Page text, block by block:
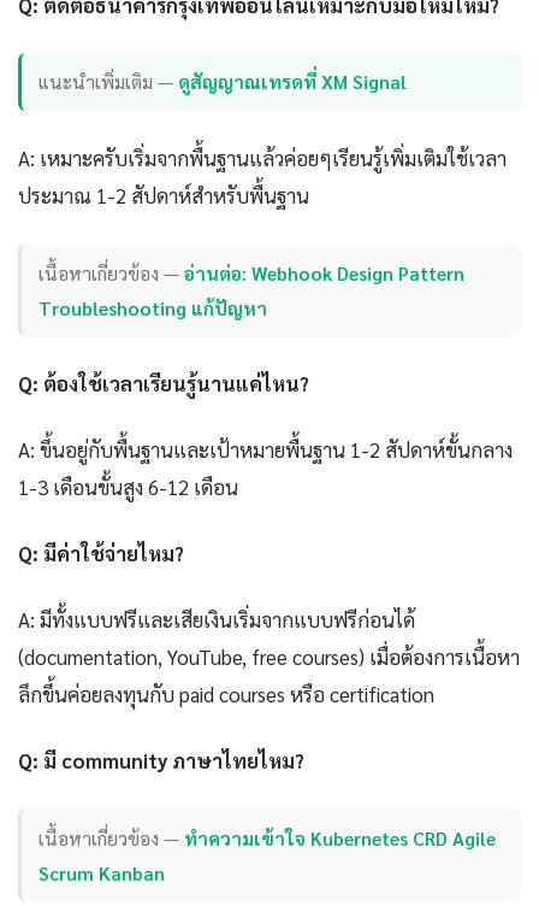
แนะนำเพิ่มเติม — ดูสัญญาณเทรดที่ XM Signal
A: เหมาะครับเริ่มจากพื้นฐานแล้วค่อยๆเรียนรู้เพิ่มเติมใช้เวลา
ประมาณ 1-2 สัปดาห์สำหรับพื้นฐาน
เนื้อหาเกี่ยวข้อง —อ่านต่อ: Webhook Design Pattern
Troubleshooting แก้ปัญหา
Q: ต้องใช้เวลาเรียนรู้นานแค่ไหน?
A: ขึ้นอยู่กับพื้นฐานและเป้าหมายพื้นฐาน 1-2 สัปดาห์ขั้นกลาง
1-3 เดือนขั้นสูง 6-12 เดือน
Q: มีค่าใช้จ่ายไหม?
A: มีทั้งแบบฟรีและเสียเงินเริ่มจากแบบฟรีก่อนได้
(documentation, YouTube, free courses) เมื่อต้องการเนื้อหา
ลึกขึ้นค่อยลงทุนกับ paid courses หรือ certification
Q: มี community ภาษาไทยไหม?
เนื้อหาเกี่ยวข้อง — ทำความเข้าใจ Kubernetes CRD Agile
Scrum Kanban